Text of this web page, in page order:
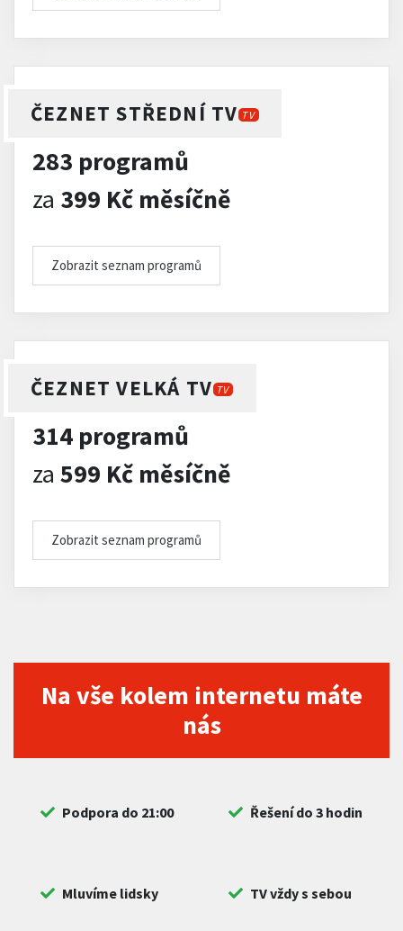
ČEZNET STŘEDNÍ TV TV
283 programů
za 399 Kč měsíčně
Zobrazit seznam programů
ČEZNET VELKÁ TV TV
314 programů
za 599 Kč měsíčně
Zobrazit seznam programů
Na vše kolem internetu máte
nás
Podpora do 21:00 Řešení do 3 hodin
Mluvíme lidsky TV vždy s sebou